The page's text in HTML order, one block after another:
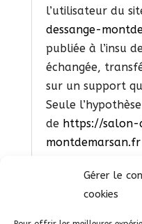
Gérer le
cookies
l’utilisateur du
dessange-
publiée à l’insu
échangée,
sur un support
Seule
de https://salon-
montdemarsan.fr
informations à
serait à son tour
obligation de